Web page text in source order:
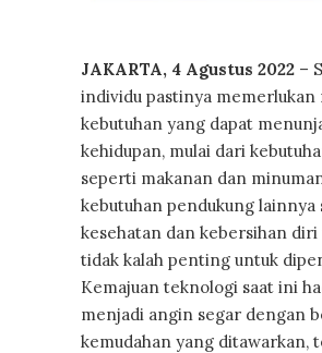
JAKARTA, 4 Agustus 2022 –
individu pastinya memerlukan
kebutuhan yang dapat
kehidupan, mulai dari
seperti makanan dan
kebutuhan pendukung lainnya
kesehatan dan kebersihan diri
tidak kalah penting untuk
Kemajuan teknologi saat ini
menjadi angin segar dengan
kemudahan yang ditawarkan,